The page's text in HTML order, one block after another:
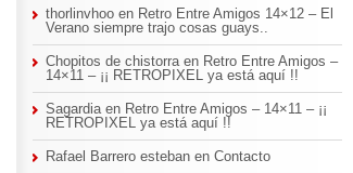
thorlinvhoo en Retro Entre Amigos 14×12 – El
Verano siempre trajo cosas guays..
Chopitos de chistorra en Retro Entre Amigos –
14×11 – ¡¡ RETROPIXEL ya está aquí !!
Sagardia en Retro Entre Amigos – 14×11 – ¡¡
RETROPIXEL ya está aquí !!
Rafael Barrero esteban en Contacto